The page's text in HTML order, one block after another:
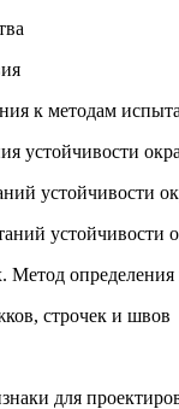
к методам
устойчивости
устойчивости
определения
строчек и швов
для